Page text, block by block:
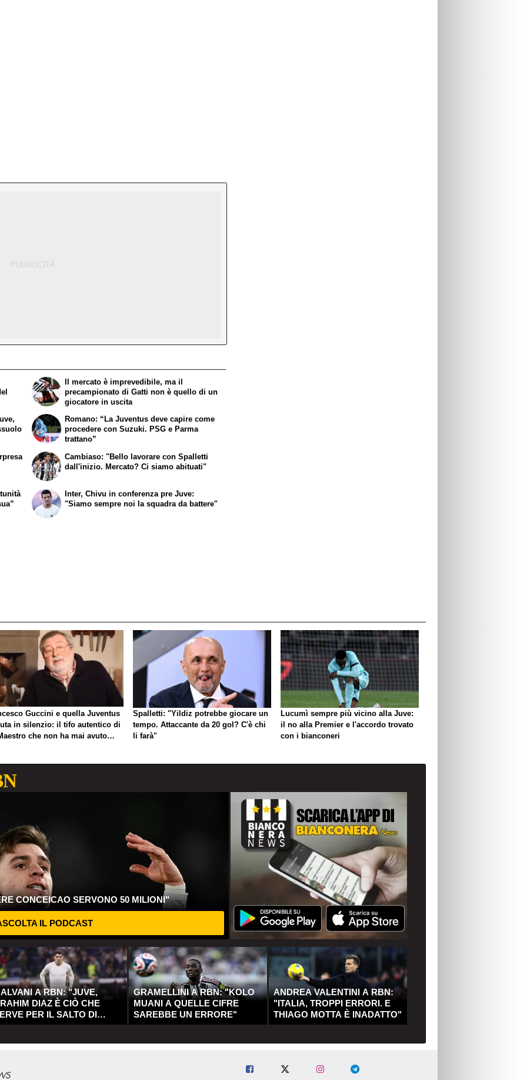
Il mercato è imprevedibile, ma il
precampionato di Gatti non è quello di un
giocatore in uscita
Romano: “La Juventus deve capire come
procedere con Suzuki. PSG e Parma
trattano”
Cambiaso: "Bello lavorare con Spalletti
dall'inizio. Mercato? Ci siamo abituati"
Inter, Chivu in conferenza pre Juve:
"Siamo sempre noi la squadra da battere"
Guccini e quella Juventus
in silenzio: il tifo autentico di
che non ha mai avuto
Spalletti: "Yildiz potrebbe giocare un
tempo. Attaccante da 20 gol? C'è chi
li farà"
Lucumì sempre più vicino alla Juve:
il no alla Premier e l'accordo trovato
con i bianconeri
CONCEICAO SERVONO 50 MILIONI"
IL PODCAST
A RBN: "JUVE,
DIAZ È CIÒ CHE
PER IL SALTO DI
GRAMELLINI A RBN: "KOLO
MUANI A QUELLE CIFRE
SAREBBE UN ERRORE"
ANDREA VALENTINI A RBN:
"ITALIA, TROPPI ERRORI. E
THIAGO MOTTA È INADATTO"